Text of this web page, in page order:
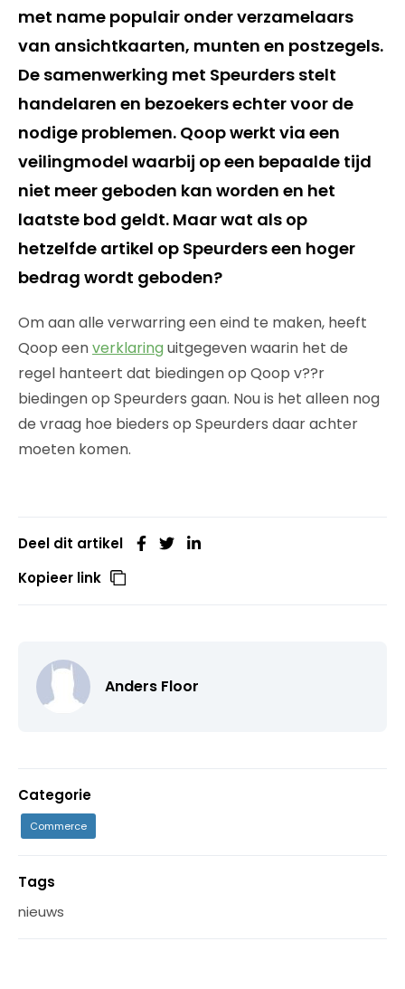
met name populair onder verzamelaars
van ansichtkaarten, munten en postzegels.
De samenwerking met Speurders stelt
handelaren en bezoekers echter voor de
nodige problemen. Qoop werkt via een
veilingmodel waarbij op een bepaalde tijd
niet meer geboden kan worden en het
laatste bod geldt. Maar wat als op
hetzelfde artikel op Speurders een hoger
bedrag wordt geboden?
Om aan alle verwarring een eind te maken, heeft
Qoop eenverklaring uitgegeven waarin het de
regel hanteert dat biedingen op Qoop v??r
biedingen op Speurders gaan. Nou is het alleen nog
de vraag hoe bieders op Speurders daar achter
moeten komen.
Deel dit artikel
Kopieer link
Anders Floor
Categorie
Commerce
Tags
nieuws